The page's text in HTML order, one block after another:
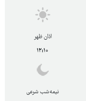
اذان ظهر
۱۲:۱۰
نیمه‌شب شرعی